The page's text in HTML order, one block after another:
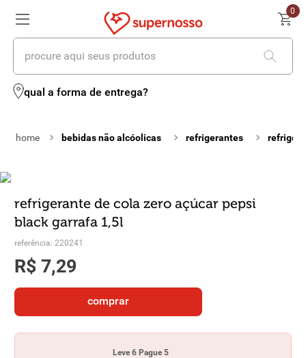
0
procure aqui seus produtos
qual a forma de entrega?
bebidas não alcóolicas refrigerantes
refrigerante de cola zero açúcar pepsi
black garrafa 1,5l
referência: 220241
R$ 7,29
comprar
Leve 6 Pague 5
termos mais buscados
2º leite
4 º iogurte
5º queijo
6 vinhos
7º biscoito
8º detergente